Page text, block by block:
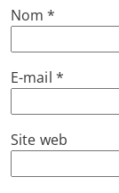
Nom*
E-mail *
Site web